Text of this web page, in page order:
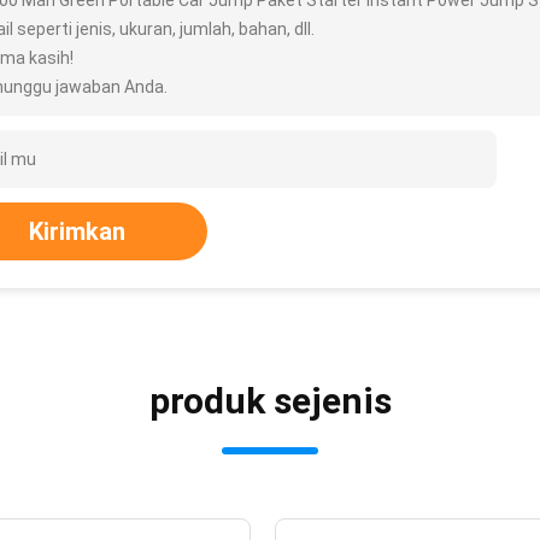
seperti jenis, ukuran, jumlah, bahan, dll.
kasih!
jawaban Anda.
Kirimkan
produk sejenis